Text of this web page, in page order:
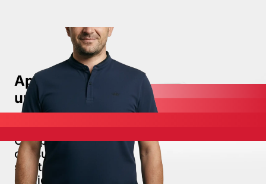
Aplică online pentru
un credit
Ai o afacere și cauți finanțare?
Completează formularul de mai jos și un
consultant ROMCOM te va contacta în
scurt timp. Îți va analiza situația, îți va
explica opțiunile de creditare disponibile și